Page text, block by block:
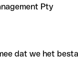
Pty
dat we het